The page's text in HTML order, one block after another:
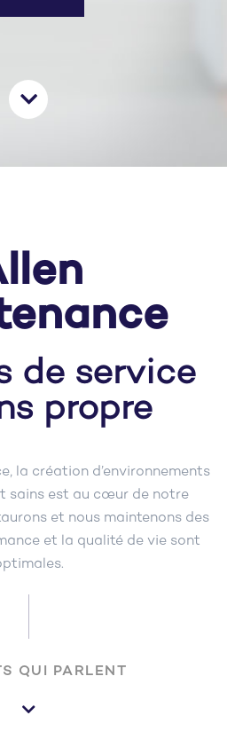
de service
propre
la création d’environnements
sains est au cœur de notre
et nous maintenons des
et la qualité de vie sont
QUI PARLENT